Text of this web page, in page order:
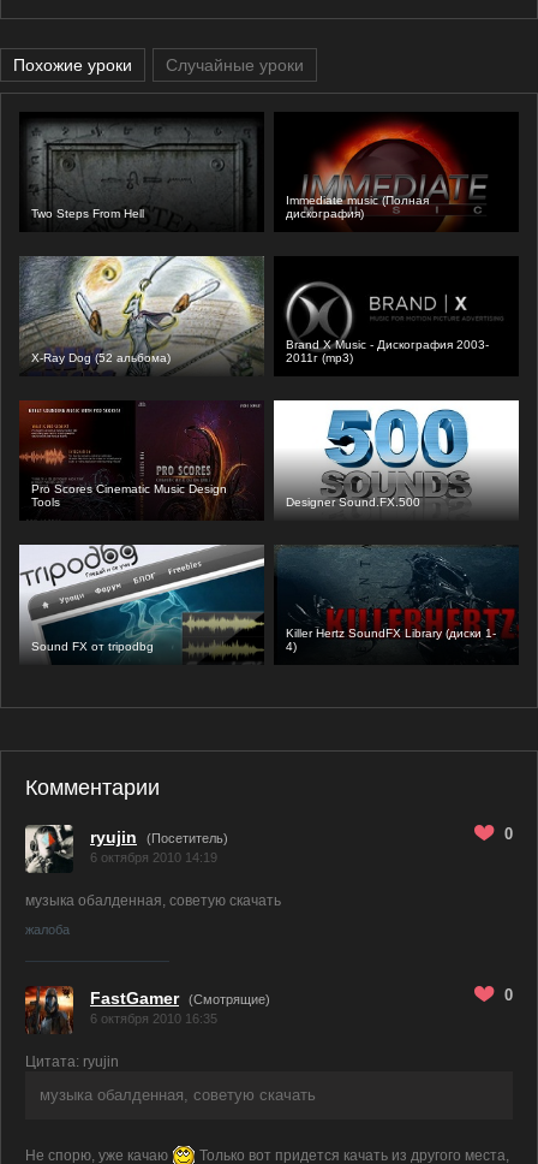
Похожие уроки Случайные уроки
Two Steps From Hell
Immediate music (Полная
дискография)
X-Ray Dog (52 альбома)
Brand X Music - Дискография 2003-
2011г (mp3)
Pro Scores Cinematic Music Design
Tools
Designer Sound.FX.500
Sound FX от tripodbg
Killer Hertz SoundFX Library (диски 1-
4)
Комментарии
ryujin
(Посетитель)
6 октября 2010 14:19
0
музыка обалденная, советую скачать
жалоба
FastGamer (Смотрящие)
6 октября 2010 16:35
0
Цитата: ryujin
музыка обалденная, советую скачать
Не спорю, уже качаю Только вот придется качать из другого места,